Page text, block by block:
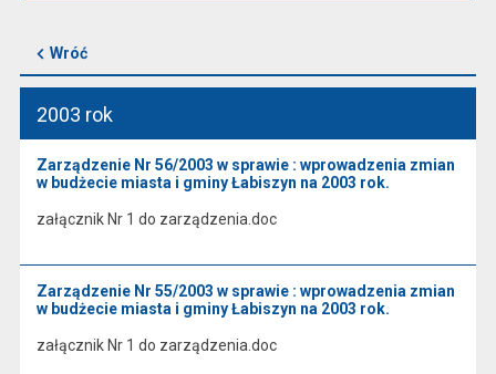
Wróć
2003 rok
Zarządzenie Nr 56/2003 w sprawie : wprowadzenia zmian
w budżecie miasta i gminy Łabiszyn na 2003 rok.
załącznik Nr 1 do zarządzenia.doc
Zarządzenie Nr 55/2003 w sprawie : wprowadzenia zmian
w budżecie miasta i gminy Łabiszyn na 2003 rok.
załącznik Nr 1 do zarządzenia.doc